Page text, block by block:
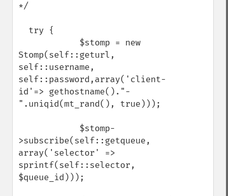
*/
Stomp(self::geturl,
self::username,
self::password,array('client-
id'=> gethostname()."-
".uniqid(mt_rand(), true)));
>subscribe(self::getqueue,
array('selector' =>
sprintf(self::selector,
$queue_id)));